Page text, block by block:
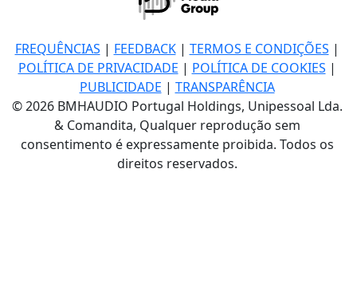
FREQUÊNCIAS | FEEDBACK| TERMOS E CONDIÇÕES |
POLÍTICA DE PRIVACIDADE | POLÍTICA DE COOKIES |
PUBLICIDADE | TRANSPARÊNCIA
© 2026 BMHAUDIO Portugal Holdings, Unipessoal Lda.
& Comandita, Qualquer reprodução sem
consentimento é expressamente proibida. Todos os
direitos reservados.